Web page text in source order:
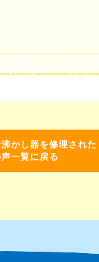
かし器を修理された
一覧に戻る